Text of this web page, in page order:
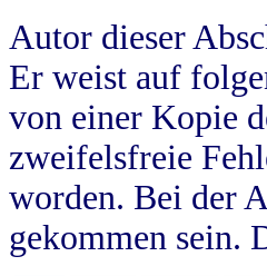
Autor dieser
Er weist auf
von einer Kopie
zweifelsfreie
worden. Bei der
gekommen sein.